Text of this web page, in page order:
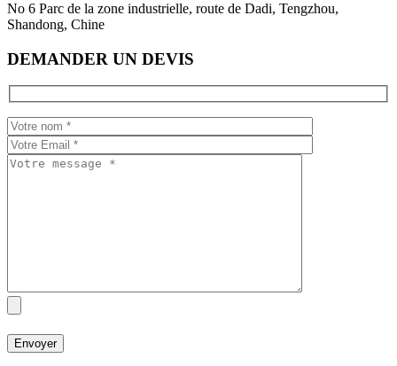
No 6 Parc de la zone industrielle, route de Dadi, Tengzhou,
Shandong, Chine
DEMANDER UN DEVIS